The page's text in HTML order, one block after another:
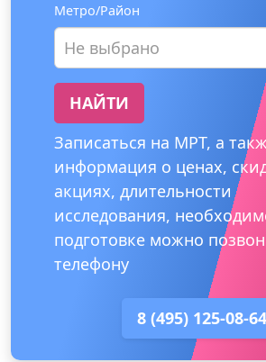
Метро/Район
Не выбрано
НАЙТИ
Записаться на МРТ, а
информация о ценах,
акциях, длительности
исследования,
подготовке можно
телефону
8 (495) 125-08-64